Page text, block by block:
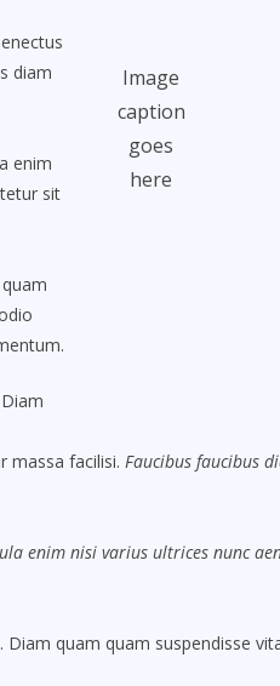
diam
enim
sit
Image
caption
goes
here
massa facilisi. Faucibus faucibus
enim nisi varius ultrices nunc
quam quam suspendisse